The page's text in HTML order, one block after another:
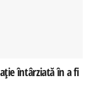
întârziată în a fi